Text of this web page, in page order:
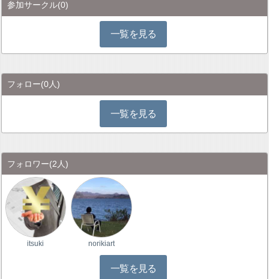
参加サークル(0)
一覧を見る
フォロー(0人)
一覧を見る
フォロワー(2人)
itsuki norikiart
一覧を見る